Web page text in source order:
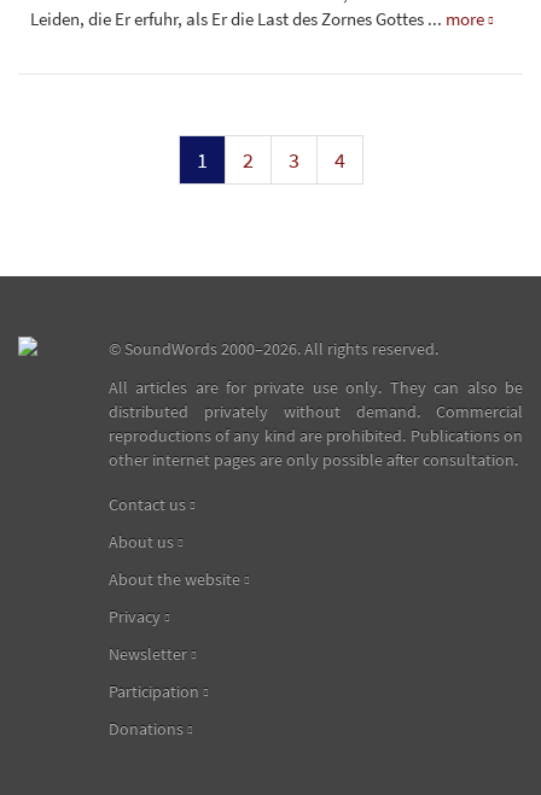
Leiden, die Er erfuhr, als Er die Last des Zornes Gottes ... more
1 2 3 4
©SoundWords2000–2026. All rights reserved.
All articles are for private use only. They can also be
distributed privately without demand. Commercial
reproductions of any kind are prohibited. Publications on
other internet pages are only possible after consultation.
Contact us
About us
About the website
Privacy
Newsletter
Participation
Donations